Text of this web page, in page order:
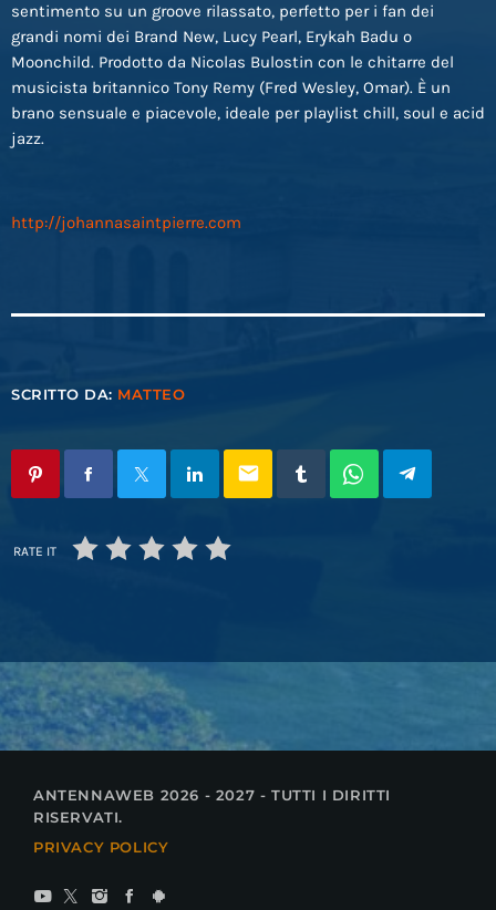
sentimento su un groove rilassato, perfetto per i fan dei
grandi nomi dei Brand New, Lucy Pearl, Erykah Badu o
Moonchild. Prodotto da Nicolas Bulostin con le chitarre del
musicista britannico Tony Remy (Fred Wesley, Omar). È un
brano sensuale e piacevole, ideale per playlist chill, soul e acid
jazz.
http://johannasaintpierre.com
SCRITTO DA: MATTEO
email
RATE IT
ANTENNAWEB 2026 - 2027 - TUTTI I DIRITTI
RISERVATI.
PRIVACY POLICY